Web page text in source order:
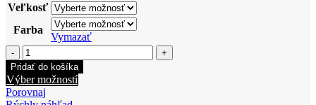
Veľkosť
Farba
Vymazať
množstvo
Lee
Cooper
2
Zip
Pridať do košíka
Výber možnostíTento
Porovnaj